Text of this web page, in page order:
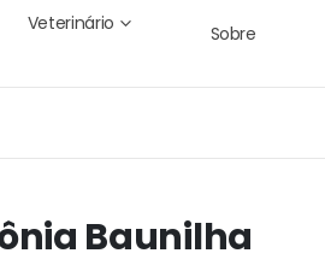
Veterinário Sobre
Baunilha